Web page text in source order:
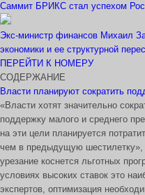
Саммит БРИКС стал успехом
Экс-министр финансов Михаил
экономики и ее структурной
ПЕРЕЙТИ К НОМЕРУ
СОДЕРЖАНИЕ
Власти планируют сократить
«Власти хотят значительно
поддержку малого и среднего
на эти цели планируется
чем в предыдущую шестилетку»,
урезание коснется льготных
условиях высоких ставок это
экспертов, оптимизация